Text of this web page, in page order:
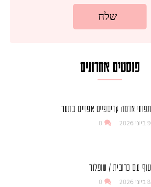
פוסטים אחרונים
תפוחי אדמה קריספיים אפויים בתנור
9 ביוני 2026 0
עוף עם כרובית / שופלור
8 ביוני 2026 0